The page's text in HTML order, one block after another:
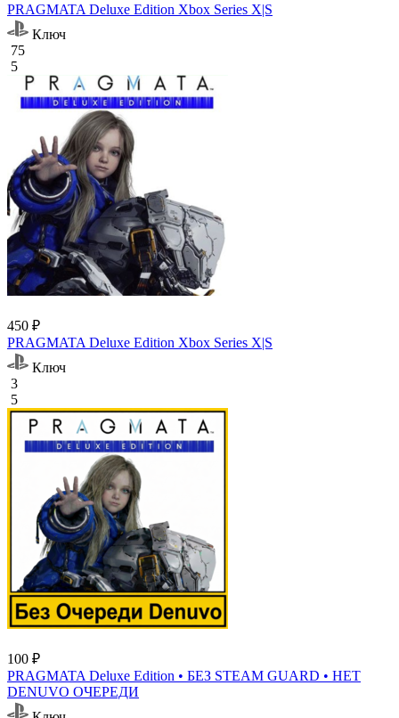
PRAGMATA Deluxe Edition Xbox Series X|S
Ключ
75
5
450 ₽
PRAGMATA Deluxe Edition Xbox Series X|S
Ключ
3
5
100 ₽
PRAGMATA Deluxe Edition • БЕЗ STEAM GUARD • НЕТ
DENUVO ОЧЕРЕДИ